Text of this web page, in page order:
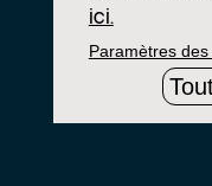
ici.
Paramètres